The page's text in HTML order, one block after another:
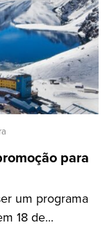
para
um programa
18 de...